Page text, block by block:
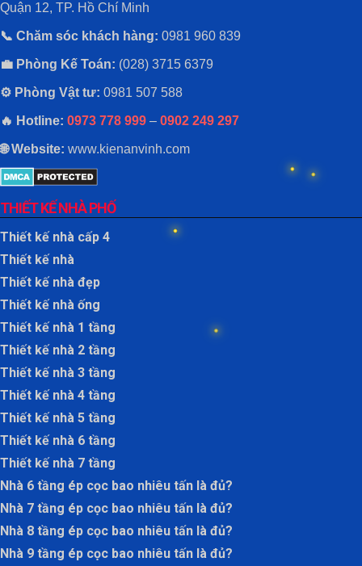
Quận 12, TP. Hồ Chí Minh
📞 Chăm sóc khách hàng: 0981 960 839
💼 Phòng Kế Toán: (028) 3715 6379
⚙️ Phòng Vật tư: 0981 507 588
🔥 Hotline: 0973 778 999 – 0902 249 297
🌐 Website: www.kienanvinh.com
THIẾT KẾ NHÀ PHỐ
Thiết kế nhà cấp 4
Thiết kế nhà
Thiết kế nhà đẹp
Thiết kế nhà ống
Thiết kế nhà 1 tầng
Thiết kế nhà 2 tầng
Thiết kế nhà 3 tầng
Thiết kế nhà 4 tầng
Thiết kế nhà 5 tầng
Thiết kế nhà 6 tầng
Thiết kế nhà 7 tầng
Nhà 6 tầng ép cọc bao nhiêu tấn là đủ?
Nhà 7 tầng ép cọc bao nhiêu tấn là đủ?
Nhà 8 tầng ép cọc bao nhiêu tấn là đủ?
Nhà 9 tầng ép cọc bao nhiêu tấn là đủ?